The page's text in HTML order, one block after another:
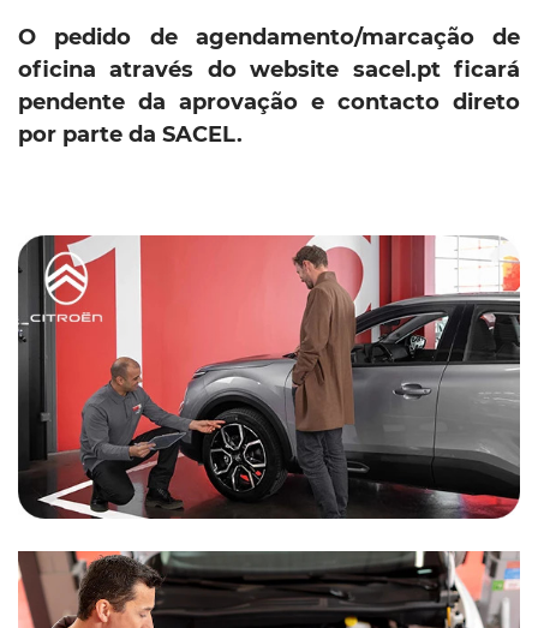
O pedido de agendamento/marcação de
oficina através do website sacel.pt ficará
pendente da aprovação e contacto direto
por parte da SACEL.